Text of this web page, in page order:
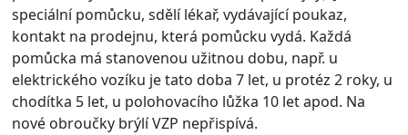
speciální pomůcku, sdělí lékař, vydávající poukaz,
kontakt na prodejnu, která pomůcku vydá. Každá
pomůcka má stanovenou užitnou dobu, např. u
elektrického vozíku je tato doba 7 let, u protéz 2 roky, u
chodítka 5 let, u polohovacího lůžka 10 let apod. Na
nové obroučky brýlí VZP nepřispívá.